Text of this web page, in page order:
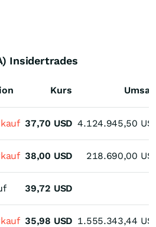
Insidertrades
Kurs
37,70 USD 4.124.945,50
38,00 USD 218.690,00
39,72 USD
35,98 USD 1.555.343,44